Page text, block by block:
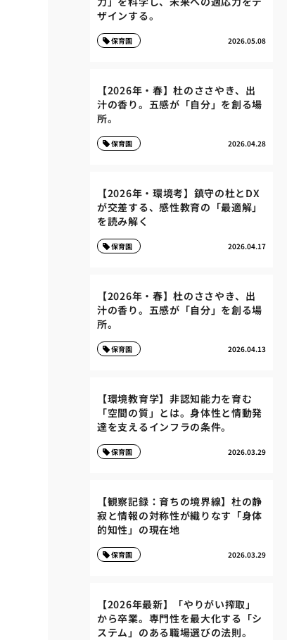
ザインする。
2026.05.08
保育園
【2026年・春】杜のささやき、出
汁の香り。五感が「自分」を創る場
所。
2026.04.28
保育園
【2026年・環境考】鎮守の杜とDX
が交差する、感性教育の「最適解」
を読み解く
2026.04.17
保育園
【2026年・春】杜のささやき、出
汁の香り。五感が「自分」を創る場
所。
2026.04.13
保育園
【環境教育学】非認知能力を育む
「空間の質」とは。身体性と情動発
達を支えるインフラの条件。
2026.03.29
保育園
【観察記録：育ちの境界線】杜の静
寂と情報の対称性が織りなす「身体
的知性」の現在地
2026.03.29
保育園
【2026年最新】「やりがい搾取」
から卒業。専門性を最大化する「シ
ステム」のある職場選びの法則。